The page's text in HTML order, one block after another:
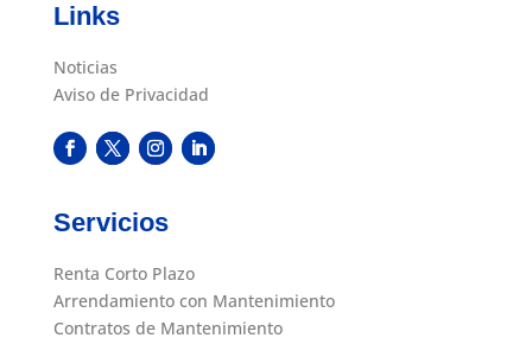
Links
Noticias
Aviso de Privacidad
Servicios
Renta Corto Plazo
Arrendamiento con Mantenimiento
Contratos de Mantenimiento